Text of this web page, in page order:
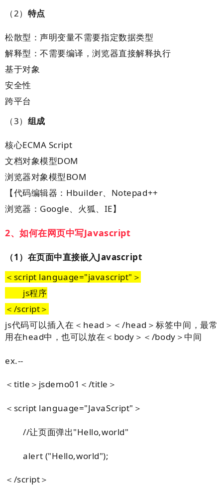
（2） 特点
松散型：声明变量不需要指定数据类型
解释型：不需要编译，浏览器直接解释执行
基于对象
安全性
跨平台
（3） 组成
核心ECMA Script
文档对象模型DOM
浏览器对象模型BOM
【代码编辑器：Hbuilder、Notepad++
浏览器：Google、火狐、IE】
2、如何在网页中写Javascript
（1）在页面中直接嵌入Javascript
＜script language="javascript"＞
js程序
＜/script＞
js代码可以插入在＜head＞＜/head＞标签中间，最常
用在head中，也可以放在 ＜body＞＜/body＞中间
ex.--
＜title＞jsdemo01＜/title＞
＜script language="JavaScript"＞
//让页面弹出"Hello,world"
alert ("Hello,world");
＜/script＞